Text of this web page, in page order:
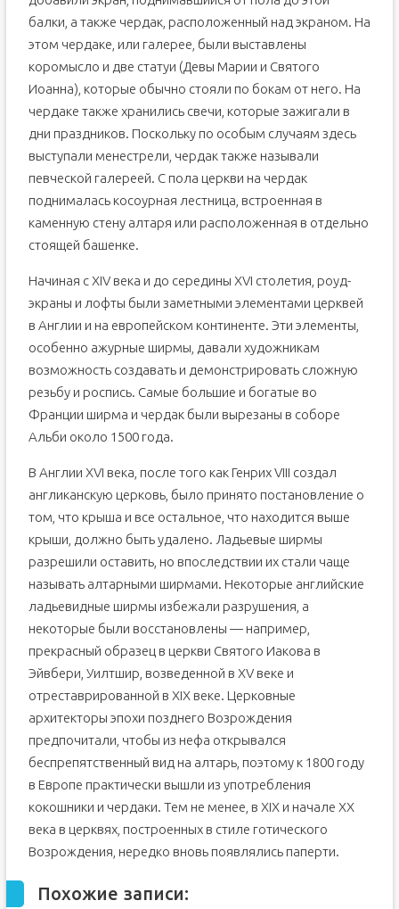
балки, а также чердак, расположенный над экраном. На
этом чердаке, или галерее, были выставлены
коромысло и две статуи (Девы Марии и Святого
Иоанна), которые обычно стояли по бокам от него. На
чердаке также хранились свечи, которые зажигали в
дни праздников. Поскольку по особым случаям здесь
выступали менестрели, чердак также называли
певческой галереей. С пола церкви на чердак
поднималась косоурная лестница, встроенная в
каменную стену алтаря или расположенная в отдельно
стоящей башенке.
Начиная с XIV века и до середины XVI столетия, роуд-
экраны и лофты были заметными элементами церквей
в Англии и на европейском континенте. Эти элементы,
особенно ажурные ширмы, давали художникам
возможность создавать и демонстрировать сложную
резьбу и роспись. Самые большие и богатые во
Франции ширма и чердак были вырезаны в соборе
Альби около 1500 года.
В Англии XVI века, после того как Генрих VIII создал
англиканскую церковь, было принято постановление о
том, что крыша и все остальное, что находится выше
крыши, должно быть удалено. Ладьевые ширмы
разрешили оставить, но впоследствии их стали чаще
называть алтарными ширмами. Некоторые английские
ладьевидные ширмы избежали разрушения, а
некоторые были восстановлены — например,
прекрасный образец в церкви Святого Иакова в
Эйвбери, Уилтшир, возведенной в XV веке и
отреставрированной в XIX веке. Церковные
архитекторы эпохи позднего Возрождения
предпочитали, чтобы из нефа открывался
беспрепятственный вид на алтарь, поэтому к 1800 году
в Европе практически вышли из употребления
кокошники и чердаки. Тем не менее, в XIX и начале XX
века в церквях, построенных в стиле готического
Возрождения, нередко вновь появлялись паперти.
Похожие записи: